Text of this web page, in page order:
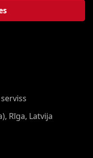
Rīga, Latvija